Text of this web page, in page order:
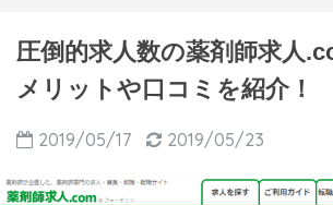
圧倒的求人数の薬剤師求人
メリットや口コミを紹介！
2019/05/17 2019/05/23